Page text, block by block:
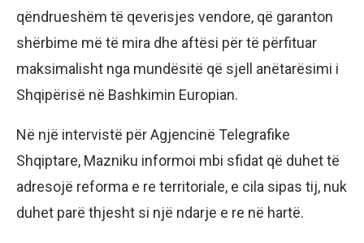
qëndrueshëm të qeverisjes vendore, që garanton
shërbime më të mira dhe aftësi për të përfituar
maksimalisht nga mundësitë që sjell anëtarësimi i
Shqipërisë në Bashkimin Europian.
Në një intervistë për Agjencinë Telegrafike
Shqiptare, Mazniku informoi mbi sfidat që duhet të
adresojë reforma e re territoriale, e cila sipas tij, nuk
duhet parë thjesht si një ndarje e re në hartë.